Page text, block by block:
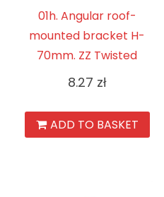
01h. Angular roof-
mounted bracket H-
70mm. ZZ Twisted
8.27 zł
ADD TO BASKET